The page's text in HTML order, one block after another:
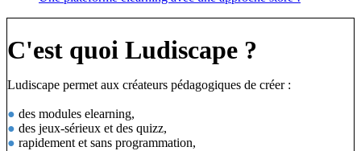
C'est quoi Ludiscape ?
Ludiscape permet aux créateurs pédagogiques de créer :
● des modules elearning,
● des jeux-sérieux et des quizz,
● rapidement et sans programmation,